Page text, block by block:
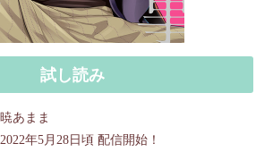
試し読み
暁あまま
2022年5月28日頃 配信開始！